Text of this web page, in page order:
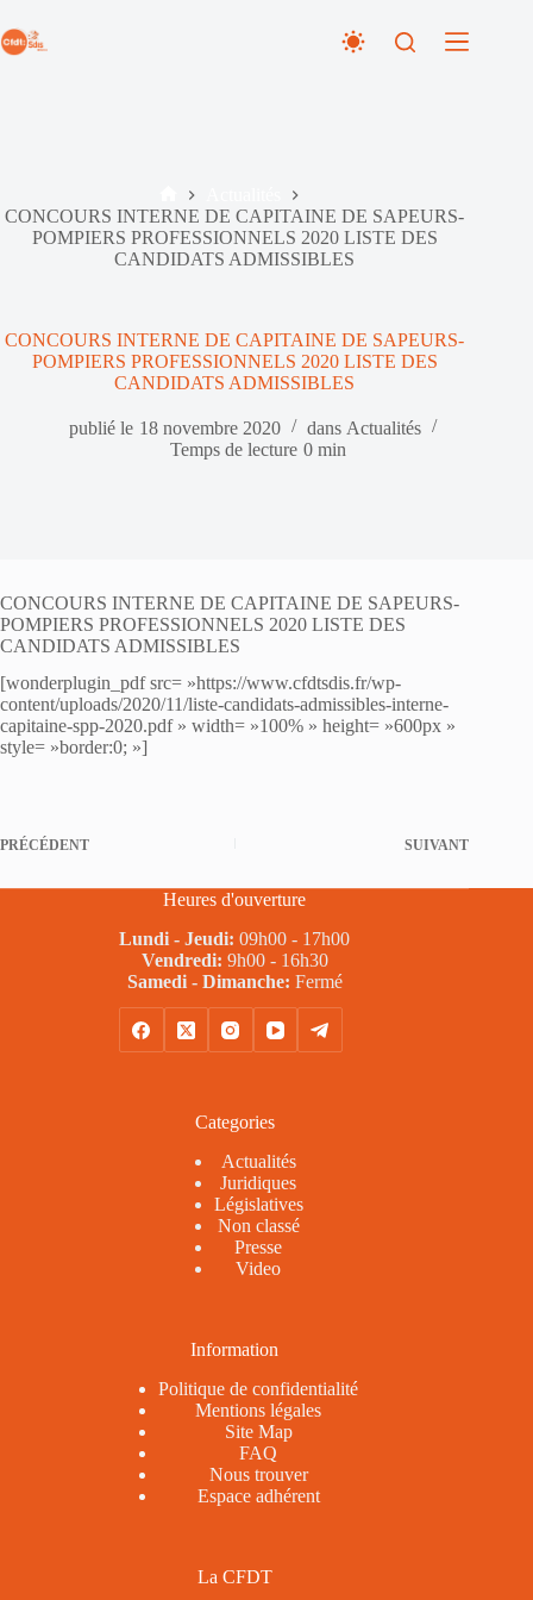
au
contenu
Accueil
CONCOURS INTERNE DE CAPITAINE DE SAPEURS-
POMPIERS PROFESSIONNELS 2020 LISTE DES
CANDIDATS ADMISSIBLES
CONCOURS INTERNE DE CAPITAINE DE SAPEURS-
POMPIERS PROFESSIONNELS 2020 LISTE DES
CANDIDATS ADMISSIBLES
publié le 18 novembre 2020 dans Actualités
Temps de lecture 0 min
CONCOURS INTERNE DE CAPITAINE DE SAPEURS-
POMPIERS PROFESSIONNELS 2020 LISTE DES
CANDIDATS ADMISSIBLES
[wonderplugin_pdf src= »https://www.cfdtsdis.fr/wp-
content/uploads/2020/11/liste-candidats-admissibles-interne-
capitaine-spp-2020.pdf » width= »100% » height= »600px »
style= »border:0; »]
PRÉCÉDENT SUIVANT
Heures d'ouverture
Lundi - Jeudi: 09h00 - 17h00
Vendredi: 9h00 - 16h30
Samedi - Dimanche: Fermé
Categories
Actualités
Juridiques
Législatives
Non classé
Presse
Video
Information
Politique de confidentialité
Mentions légales
Site Map
FAQ
Nous trouver
Espace adhérent
La CFDT